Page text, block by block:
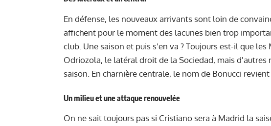
En défense, les nouveaux arrivants sont loin de
affichent pour le moment des lacunes bien trop
club. Une saison et puis s'en va ? Toujours est-il que
Odriozola, le latéral droit de la Sociedad, mais
saison. En charnière centrale, le nom de Bonucci
Un milieu et une attaque renouvelée
On ne sait toujours pas si Cristiano sera à Madrid la